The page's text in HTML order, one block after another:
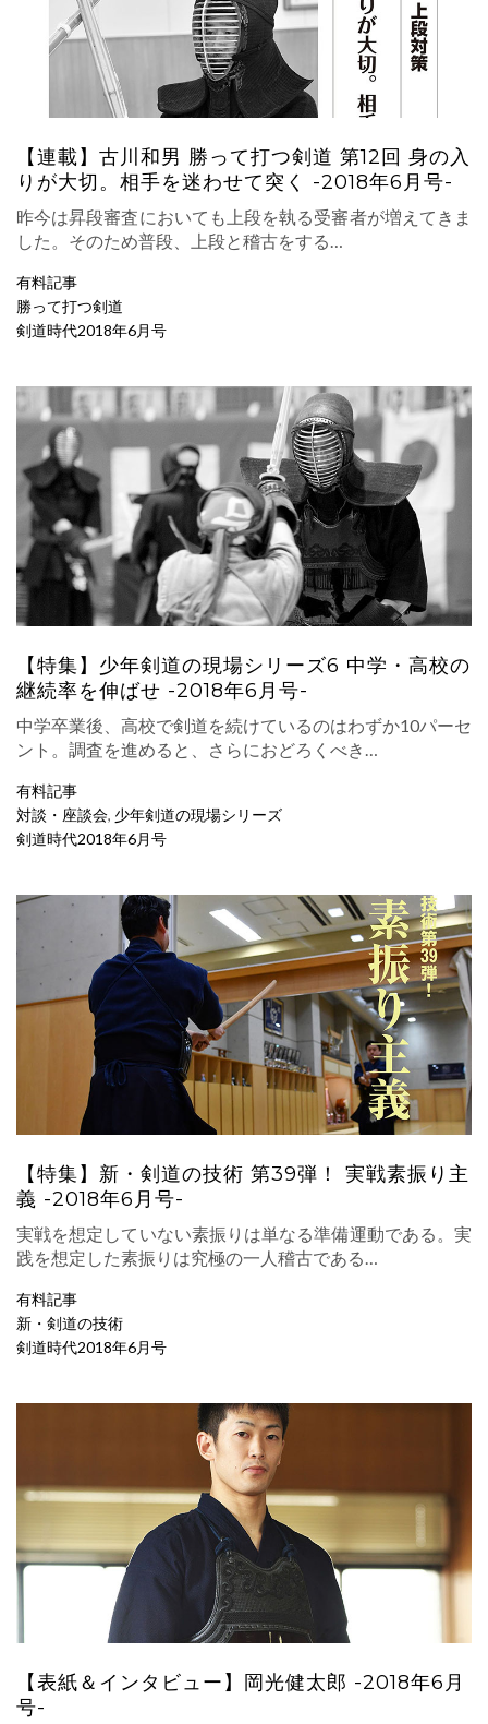
【連載】古川和男 勝って打つ剣道 第12回 身の入
りが大切。相手を迷わせて突く -2018年6月号-
昨今は昇段審査においても上段を執る受審者が増えてきま
した。そのため普段、上段と稽古をする…
有料記事
勝って打つ剣道
剣道時代2018年6月号
【特集】少年剣道の現場シリーズ6 中学・高校の
継続率を伸ばせ -2018年6月号-
中学卒業後、高校で剣道を続けているのはわずか10パーセ
ント。調査を進めると、さらにおどろくべき…
有料記事
対談・座談会, 少年剣道の現場シリーズ
剣道時代2018年6月号
【特集】新・剣道の技術 第39弾！ 実戦素振り主
義 -2018年6月号-
実戦を想定していない素振りは単なる準備運動である。実
践を想定した素振りは究極の一人稽古である…
有料記事
新・剣道の技術
剣道時代2018年6月号
【表紙＆インタビュー】岡光健太郎 -2018年6月
号-